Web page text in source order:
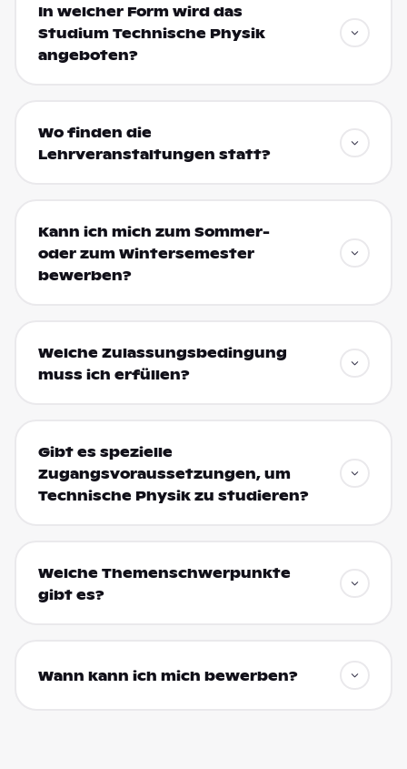
In welcher Form wird das
Studium Technische Physik
angeboten?
Wo finden die
Lehrveranstaltungen statt?
Kann ich mich zum Sommer-
oder zum Wintersemester
bewerben?
Welche Zulassungsbedingung
muss ich erfüllen?
Gibt es spezielle
Zugangsvoraussetzungen, um
Technische Physik zu studieren?
Welche Themenschwerpunkte
gibt es?
Wann kann ich mich bewerben?